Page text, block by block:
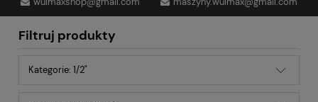
Filtruj produkty
Kategorie: 1/2"